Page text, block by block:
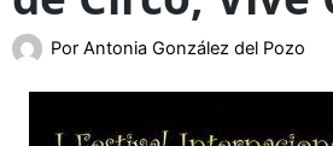
Por Antonia González del Pozo